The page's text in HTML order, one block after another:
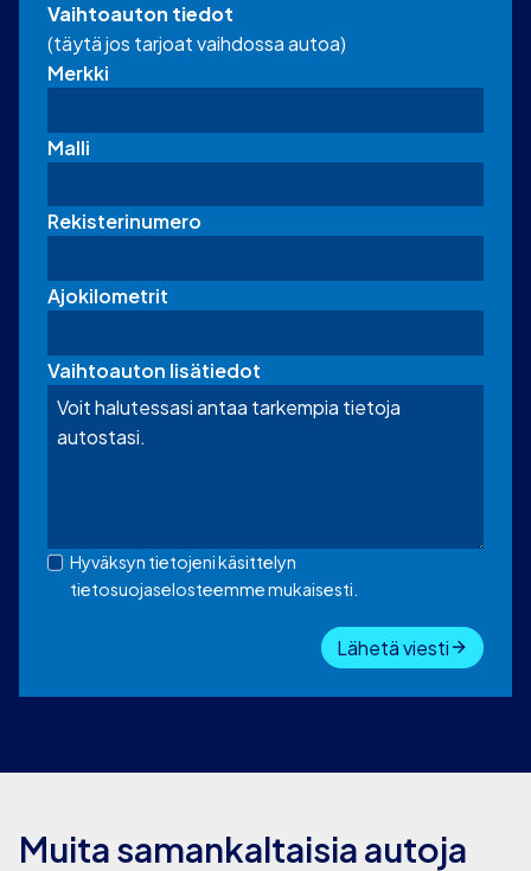
Vaihtoauton tiedot
(täytä jos tarjoat vaihdossa autoa)
Merkki
Malli
Rekisterinumero
Ajokilometrit
Vaihtoauton lisätiedot
Hyväksyn tietojeni käsittelyn
tietosuojaselosteemme mukaisesti.
Lähetä viesti
Muita samankaltaisia autoja